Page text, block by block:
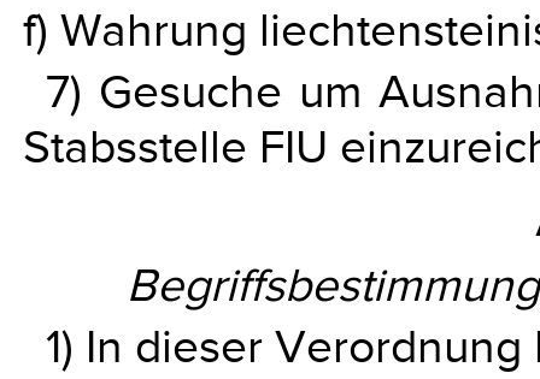
f) Wahrung
7) Gesuche um
Stabsstelle FIU
1) In dieser